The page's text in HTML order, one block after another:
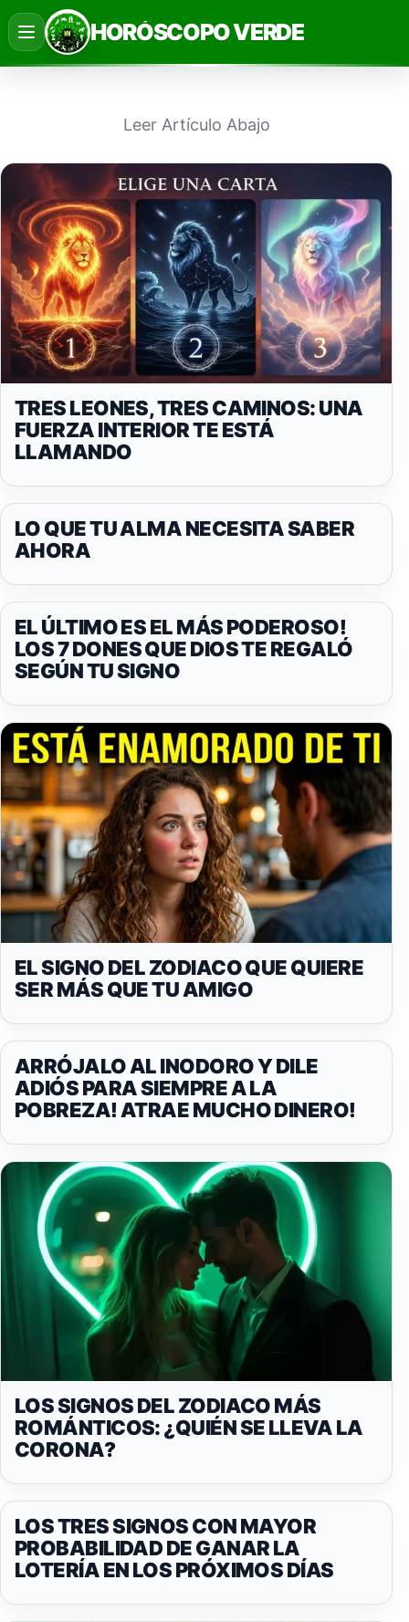
Saltar
al
contenido
HORÓSCOPO VERDE
Leer Artículo Abajo
TRES LEONES, TRES CAMINOS: UNA
FUERZA INTERIOR TE ESTÁ
LLAMANDO
LO QUE TU ALMA NECESITA SABER
AHORA
EL ÚLTIMO ES EL MÁS PODEROSO!
LOS 7 DONES QUE DIOS TE REGALÓ
SEGÚN TU SIGNO
EL SIGNO DEL ZODIACO QUE QUIERE
SER MÁS QUE TU AMIGO
ARRÓJALO AL INODORO Y DILE
ADIÓS PARA SIEMPRE A LA
POBREZA! ATRAE MUCHO DINERO!
LOS SIGNOS DEL ZODIACO MÁS
ROMÁNTICOS: ¿QUIÉN SE LLEVA LA
CORONA?
LOS TRES SIGNOS CON MAYOR
PROBABILIDAD DE GANAR LA
LOTERÍA EN LOS PRÓXIMOS DÍAS